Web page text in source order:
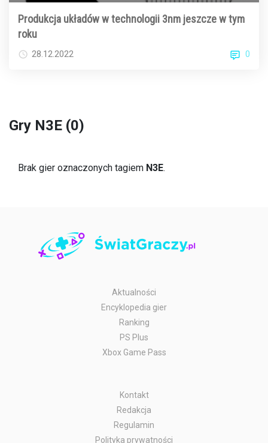
Produkcja układów w technologii 3nm jeszcze w tym
roku
28.12.2022 0
Gry N3E (0)
Brak gier oznaczonych tagiem N3E.
Aktualności
Encyklopedia gier
Ranking
PS Plus
Xbox Game Pass
Kontakt
Redakcja
Regulamin
Polityka prywatności